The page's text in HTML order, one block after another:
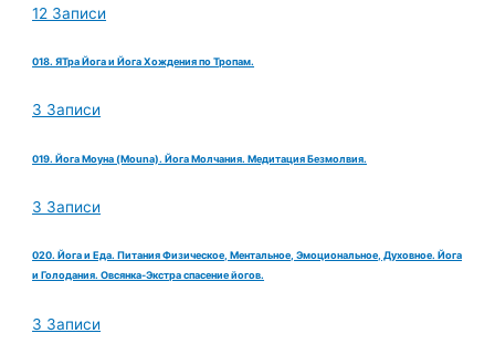
12 Записи
018. ЯТра Йога и Йога Хождения по Тропам.
3 Записи
019. Йога Моуна (Mouna). Йога Молчания. Медитация Безмолвия.
3 Записи
020. Йога и Еда. Питания Физическое, Ментальное, Эмоциональное, Духовное. Йога
и Голодания. Овсянка-Экстра спасение йогов.
3 Записи